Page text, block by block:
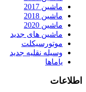
ماشین 2017
ماشین 2018
ماشین 2020
ماشین های جدید
موتورسیکلت
وسیله نقلیه جدید
یاماها
اطلاعات